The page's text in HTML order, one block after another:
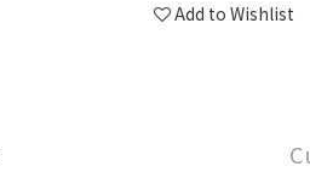
Add to Wishlist